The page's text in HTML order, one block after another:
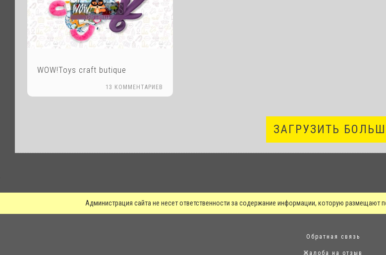
WOW!Toys craft butique
13 КОММЕНТАРИЕВ
ЗАГРУЗИТЬ
Администрация сайта не несет ответственности за содержание информации, которую размещают
Обратная связь
Жалоба на отзыв